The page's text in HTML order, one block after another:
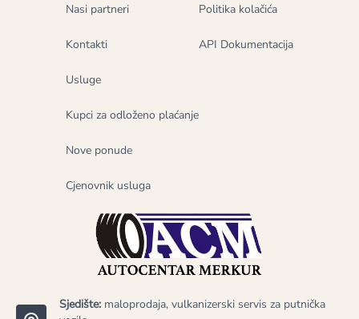
Sjedište: maloprodaja, vulkanizerski servis za putnička
Nasi partneri
Kontakti
Usluge
Kupci za odloženo plaćanje
Nove ponude
Cjenovnik usluga
Politika kolačića
API Dokumentacija